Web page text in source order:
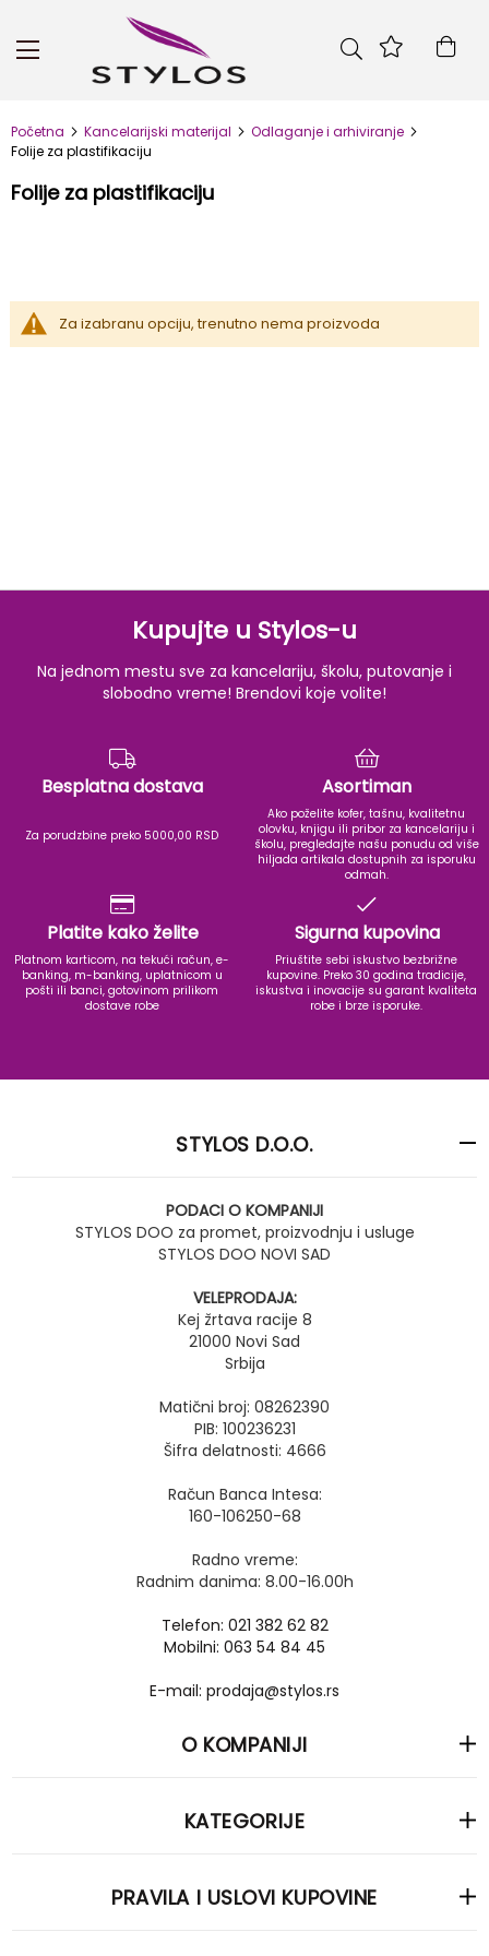
Skip
Početna Kancelarijski materijal
Odlaganje i arhiviranje
Folije za plastifikaciju
Folije za plastifikaciju
Za izabranu opciju, trenutno nema proizvoda
Kupujte u Stylos-u
Na jednom mestu sve za kancelariju, školu, putovanje i
slobodno vreme! Brendovi koje volite!
Besplatna dostava
Za porudzbine preko 5000,00 RSD
Asortiman
Ako poželite kofer, tašnu, kvalitetnu
olovku, knjigu ili pribor za kancelariju i
školu, pregledajte našu ponudu od više
hiljada artikala dostupnih za isporuku
odmah.
Platite kako želite
Platnom karticom, na tekući račun, e-
banking, m-banking, uplatnicom u
pošti ili banci, gotovinom prilikom
dostave robe
Sigurna kupovina
Priuštite sebi iskustvo bezbrižne
kupovine. Preko 30 godina tradicije,
iskustva i inovacije su garant kvaliteta
robe i brze isporuke.
STYLOS D.O.O.
PODACI O KOMPANIJI
STYLOS DOO za promet, proizvodnju i usluge
STYLOS DOO NOVI SAD
VELEPRODAJA:
Kej žrtava racije 8
21000 Novi Sad
Srbija
Matični broj: 08262390
PIB: 100236231
Šifra delatnosti: 4666
Račun Banca Intesa:
160-106250-68
Radno vreme:
Radnim danima: 8.00-16.00h
Telefon: 021 382 62 82
Mobilni: 063 54 84 45
E-mail: prodaja@stylos.rs
O KOMPANIJI
KATEGORIJE
PRAVILA I USLOVI KUPOVINE